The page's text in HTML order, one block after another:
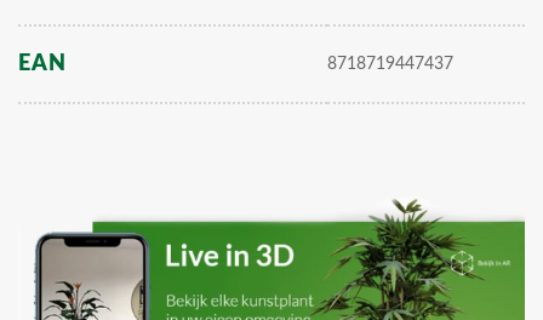
EAN 8718719447437